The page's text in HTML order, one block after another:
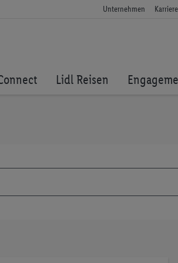
Unternehmen Karriere
Lidl Reisen